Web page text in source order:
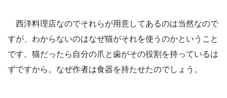
西洋料理店なのでそれらが用意してあるのは当然なので
すが、わからないのはなぜ猫がそれを使うのかということ
です。猫だったら自分の爪と歯がその役割を持っているは
ずですから。なぜ作者は食器を持たせたのでしょう。